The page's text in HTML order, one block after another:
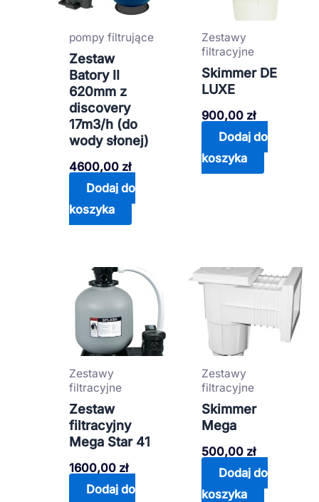
pompy filtrujące
Zestaw
Batory II
620mm z
discovery
17m3/h (do
wody słonej)
4600,00 zł
Dodaj do
koszyka
Zestawy
filtracyjne
Skimmer DE
LUXE
900,00 zł
Dodaj do
koszyka
Zestawy
filtracyjne
Zestaw
filtracyjny
Mega Star 41
1600,00 zł
Dodaj do
Zestawy
filtracyjne
Skimmer
Mega
500,00 zł
Dodaj do
koszyka